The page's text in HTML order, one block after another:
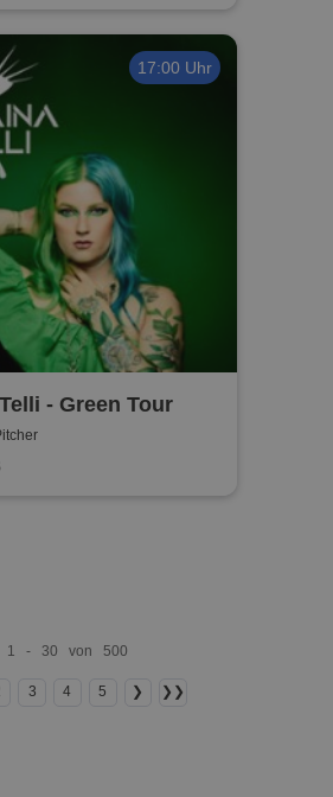
17:00 Uhr
- Green Tour
1 - 30 von 500
3 4 5 ❯ ❯❯